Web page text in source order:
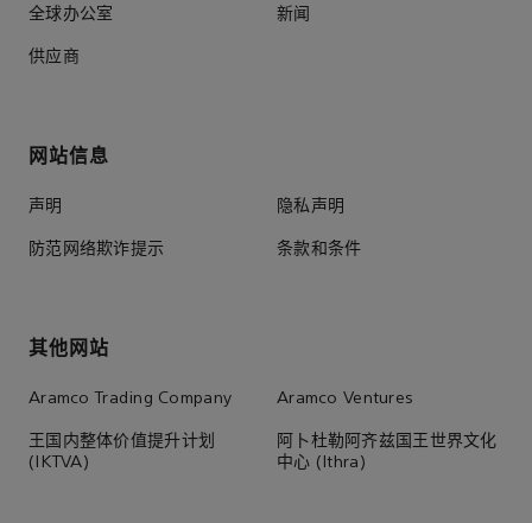
全球办公室 新闻
供应商
网站信息
声明 隐私声明
防范网络欺诈提示 条款和条件
其他网站
Aramco Trading Company Aramco Ventures
王国内整体价值提升计划
(IKTVA)
阿卜杜勒阿齐兹国王世界文化
中心 (Ithra)